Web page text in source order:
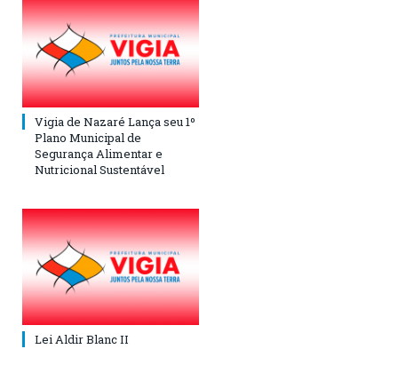
Vigia de Nazaré Lança seu 1º
Plano Municipal de
Segurança Alimentar e
Nutricional Sustentável
Lei Aldir Blanc II